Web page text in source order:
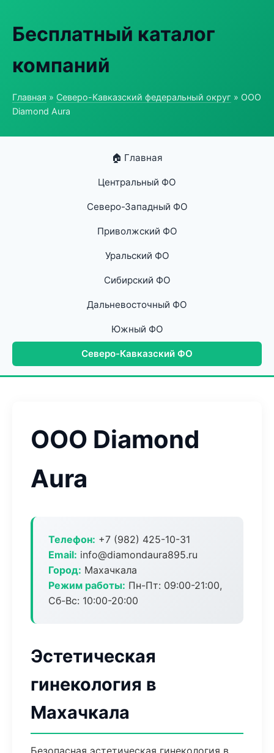
Бесплатный каталог
компаний
Главная » Северо-Кавказский федеральный округ » ООО
Diamond Aura
🏠 Главная
Центральный ФО
Северо-Западный ФО
Приволжский ФО
Уральский ФО
Сибирский ФО
Дальневосточный ФО
Южный ФО
Северо-Кавказский ФО
ООО Diamond
Aura
Телефон: +7 (982) 425-10-31
Email: info@diamondaura895.ru
Город: Махачкала
Режим работы: Пн-Пт: 09:00-21:00,
Сб-Вс: 10:00-20:00
Эстетическая
гинекология в
Махачкала
Безопасная эстетическая гинекология в